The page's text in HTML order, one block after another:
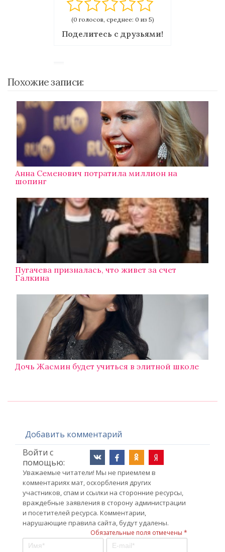
(0 голосов, среднее: 0 из 5)
Поделитесь с друзьями!
Похожие записи:
Анна Семенович потратила миллион на
шопинг
Пугачева призналась, что живет за счет
Галкина
Дочь Жасмин будет учиться в элитной школе
Добавить комментарий
Войти с
помощью:
Уважаемые читатели! Мы не приемлем в
комментариях мат, оскорбления других
участников, спам и ссылки на сторонние ресурсы,
враждебные заявления в сторону администрации
и посетителей ресурса. Комментарии,
нарушающие правила сайта, будут удалены.
Обязательные поля отмечены *